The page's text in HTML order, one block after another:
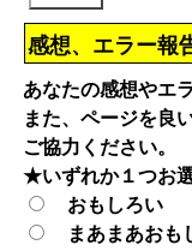
感想、エラー報
あなたの感想やエ
また、ページを良
ご協力ください。
★いずれか１つお選
おもしろい
まあまあおも